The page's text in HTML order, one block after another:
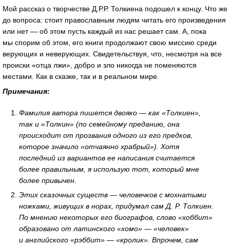
Мой рассказ о творчестве Д.Р.Р. Толкиена подошел к концу. Что же
до вопроса: стоит православным людям читать его произведения
или нет — об этом пусть каждый из нас решает сам. А, пока
мы спорим об этом, его книги продолжают свою миссию среди
верующих и неверующих. Свидетельствуя, что, несмотря на все
происки «отца лжи», добро и зло никогда не поменяются
местами. Как в сказке, так и в реальном мире.
Примечания:
Фамилия автора пишется двояко — как «Толкиен»,
так и «Толкин» (по семейному преданию, она
происходит от прозвания одного из его предков,
которое значило «отчаянно храбрый»). Хотя
последний из вариантов ее написания считается
более правильным, я использую тот, который мне
более привычен.
Этих сказочных существ — человечков с мохнатыми
ножками, живущих в норах, придумал сам Д. Р. Толкиен.
По мнению некоторых его биографов, слово «хоббит»
образовано от латинского «хомо» — «человек»
и английского «рэббит» — «кролик». Впрочем, сам